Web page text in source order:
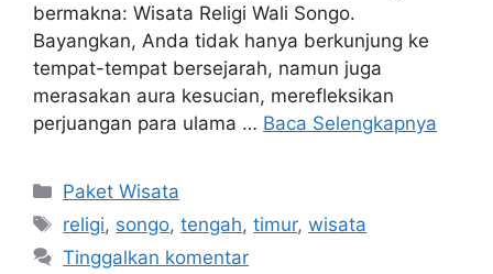
bermakna: Wisata Religi Wali Songo.
Bayangkan, Anda tidak hanya berkunjung ke
tempat-tempat bersejarah, namun juga
merasakan aura kesucian, merefleksikan
perjuangan para ulama … Baca Selengkapnya
Kategori
Paket Wisata
Tag
religi, songo,tengah,timur,wisata
Tinggalkan komentar